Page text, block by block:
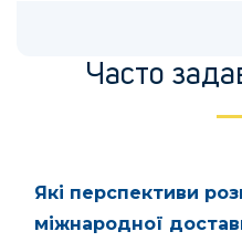
Часто
Які перспективи
міжнародної